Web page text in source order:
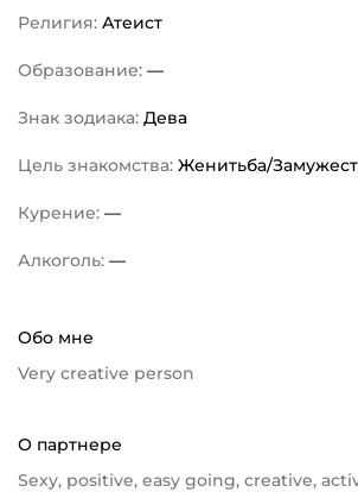
Религия: Атеист
Образование: —
Знак зодиака: Дева
Цель знакомства: Женитьба/
Курение: —
Алкоголь: —
Обо мне
Very creative person
О партнере
Sexy, positive, easy going, creative,